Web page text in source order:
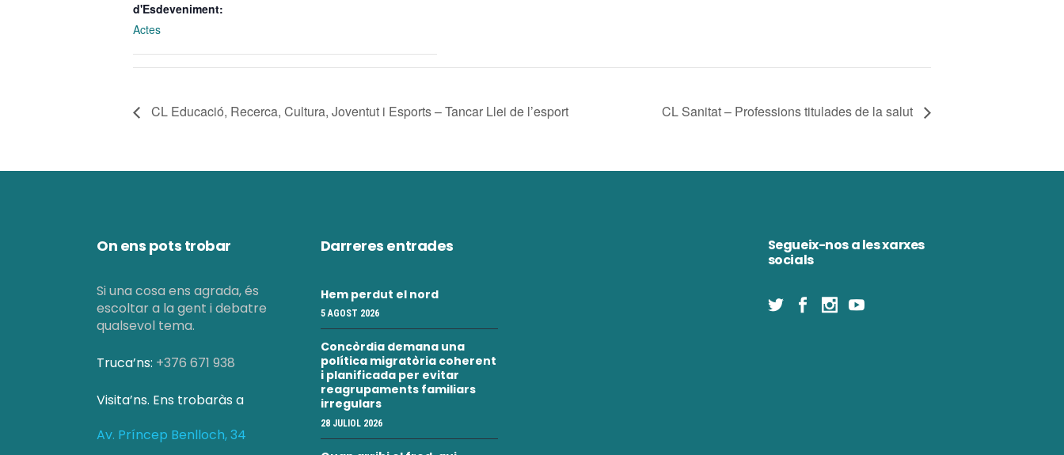
d'Esdeveniment:
Actes
CL Educació, Recerca, Cultura, Joventut i Esports – Tancar Llei de l’esport CL Sanitat – Professions titulades de la salut
On ens pots trobar
Si una cosa ens agrada, és
escoltar a la gent i debatre
qualsevol tema.
Truca’ns: +376 671 938
Visita’ns. Ens trobaràs a
Av. Príncep Benlloch, 34
Darreres entrades
Hem perdut el nord
5 AGOST 2026
Concòrdia demana una
política migratòria coherent
i planificada per evitar
reagrupaments familiars
irregulars
28 JULIOL 2026
Segueix-nos a les xarxes
socials